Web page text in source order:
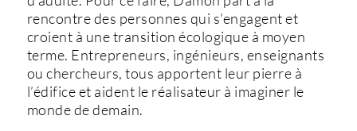
rencontre des personnes qui s’engagent et
croient à une transition écologique à moyen
terme. Entrepreneurs, ingénieurs, enseignants
ou chercheurs, tous apportent leur pierre à
l’édifice et aident le réalisateur à imaginer le
monde de demain.